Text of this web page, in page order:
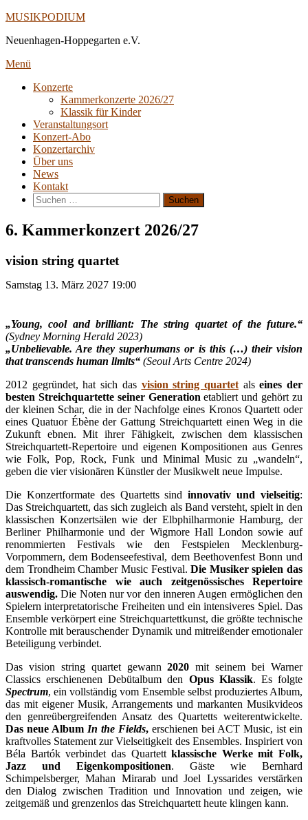
Direkt
Inhalt
MUSIKPODIUM
Neuenhagen-Hoppegarten e.V.
Menü
Konzerte
Kammerkonzerte 2026/27
Klassik für Kinder
Veranstaltungsort
Konzert-Abo
Konzertarchiv
Über uns
News
Kontakt
Suche
nach:
6. Kammerkonzert 2026/27
vision string quartet
Samstag 13. März 2027 19:00
„Young, cool and brilliant: The string quartet of the future.“
(Sydney Morning Herald 2023)
„Unbelievable. Are they superhumans or is this (…) their vision
that transcends human limits“ (Seoul Arts Centre 2024)
2012 gegründet, hat sich das vision string quartet alseines der
besten Streichquartette seiner Generation etabliert und gehört zu
der kleinen Schar, die in der Nachfolge eines Kronos Quartett oder
eines Quatuor Ébène der Gattung Streichquartett einen Weg in die
Zukunft ebnen. Mit ihrer Fähigkeit, zwischen dem klassischen
Streichquartett-Repertoire und eigenen Kompositionen aus Genres
wie Folk, Pop, Rock, Funk und Minimal Music zu „wandeln“,
geben die vier visionären Künstler der Musikwelt neue Impulse.
Die Konzertformate des Quartetts sindinnovativ und vielseitig:
Das Streichquartett, das sich zugleich als Band versteht, spielt in den
klassischen Konzertsälen wie der Elbphilharmonie Hamburg, der
Berliner Philharmonie und der Wigmore Hall London sowie auf
renommierten Festivals wie den Festspielen Mecklenburg-
Vorpommern, dem Bodenseefestival, dem Beethovenfest Bonn und
dem Trondheim Chamber Music Festival.Die Musiker spielen das
klassisch-romantische wie auch zeitgenössisches Repertoire
auswendig. Die Noten nur vor den inneren Augen ermöglichen den
Spielern interpretatorische Freiheiten und ein intensiveres Spiel. Das
Ensemble verkörpert eine Streichquartettkunst, die größte technische
Kontrolle mit berauschender Dynamik und mitreißender emotionaler
Beteiligung verbindet.
Das vision string quartet gewann2020 mit seinem bei Warner
Classics erschienenen Debütalbum den Opus Klassik. Es folgte
Spectrum, ein vollständig vom Ensemble selbst produziertes Album,
das mit eigener Musik, Arrangements und markanten Musikvideos
den genreübergreifenden Ansatz des Quartetts weiterentwickelte.
Das neue Album In the Fields, erschienen bei ACT Music, ist ein
kraftvolles Statement zur Vielseitigkeit des Ensembles. Inspiriert von
Béla Bartók verbindet das Quartettklassische Werke mit Folk,
Jazz und Eigenkompositionen. Gäste wie Bernhard
Schimpelsberger, Mahan Mirarab und Joel Lyssarides verstärken
den Dialog zwischen Tradition und Innovation und zeigen, wie
zeitgemäß und grenzenlos das Streichquartett heute klingen kann.